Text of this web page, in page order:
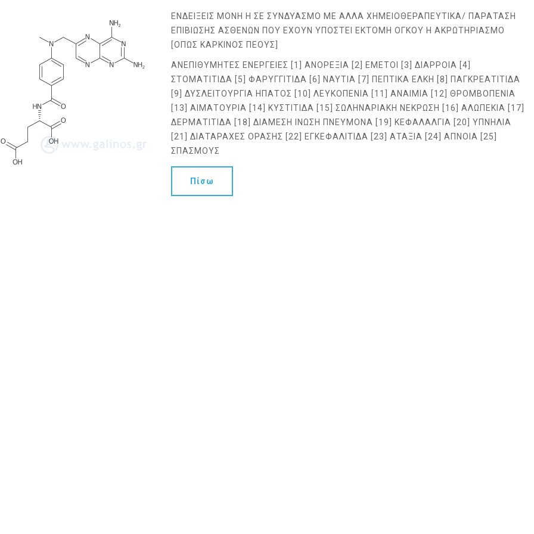
ΕΝΔΕΙΞΕΙΣ ΜΟΝΗ Η ΣΕ ΣΥΝΔΥΑΣΜΟ ΜΕ ΑΛΛΑ ΧΗΜΕΙΟΘΕΡΑΠΕΥΤΙΚΑ/ ΠΑΡΑΤΑΣΗ
ΕΠΙΒΙΩΣΗΣ ΑΣΘΕΝΩΝ ΠΟΥ ΕΧΟΥΝ ΥΠΟΣΤΕΙ ΕΚΤΟΜΗ ΟΓΚΟΥ Η ΑΚΡΩΤΗΡΙΑΣΜΟ
[ΟΠΩΣ ΚΑΡΚΙΝΟΣ ΠΕΟΥΣ]
ΑΝΕΠΙΘΥΜΗΤΕΣ ΕΝΕΡΓΕΙΕΣ [1] ΑΝΟΡΕΞΙΑ [2] ΕΜΕΤΟΙ [3] ΔΙΑΡΡΟΙΑ [4]
ΣΤΟΜΑΤΙΤΙΔΑ [5] ΦΑΡΥΓΓΙΤΙΔΑ [6] ΝΑΥΤΙΑ [7] ΠΕΠΤΙΚΑ ΕΛΚΗ [8] ΠΑΓΚΡΕΑΤΙΤΙΔΑ
[9] ΔΥΣΛΕΙΤΟΥΡΓΙΑ ΗΠΑΤΟΣ [10] ΛΕΥΚΟΠΕΝΙΑ [11] ΑΝΑΙΜΙΑ [12] ΘΡΟΜΒΟΠΕΝΙΑ
[13] ΑΙΜΑΤΟΥΡΙΑ [14] ΚΥΣΤΙΤΙΔΑ [15] ΣΩΛΗΝΑΡΙΑΚΗ ΝΕΚΡΩΣΗ [16] ΑΛΩΠΕΚΙΑ [17]
ΔΕΡΜΑΤΙΤΙΔΑ [18] ΔΙΑΜΕΣΗ ΙΝΩΣΗ ΠΝΕΥΜΟΝΑ [19] ΚΕΦΑΛΑΛΓΙΑ [20] ΥΠΝΗΛΙΑ
[21] ΔΙΑΤΑΡΑΧΕΣ ΟΡΑΣΗΣ [22] ΕΓΚΕΦΑΛΙΤΙΔΑ [23] ΑΤΑΞΙΑ [24] ΑΠΝΟΙΑ [25]
ΣΠΑΣΜΟΥΣ
Πίσω